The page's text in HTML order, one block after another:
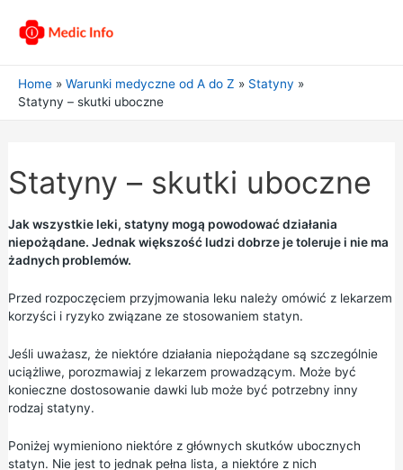
Home Warunki medyczne od A do Z
Statyny
Statyny – skutki uboczne
Statyny – skutki uboczne
Jak wszystkie leki, statyny mogą powodować działania
niepożądane. Jednak większość ludzi dobrze je toleruje i nie ma
żadnych problemów.
Przed rozpoczęciem przyjmowania leku należy omówić z lekarzem
korzyści i ryzyko związane ze stosowaniem statyn.
Jeśli uważasz, że niektóre działania niepożądane są szczególnie
uciążliwe, porozmawiaj z lekarzem prowadzącym. Może być
konieczne dostosowanie dawki lub może być potrzebny inny
rodzaj statyny.
Poniżej wymieniono niektóre z głównych skutków ubocznych
statyn. Nie jest to jednak pełna lista, a niektóre z nich